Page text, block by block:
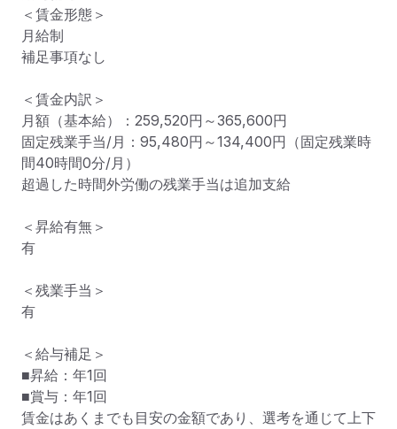
＜賃金形態＞
月給制
補足事項なし
＜賃金内訳＞
月額（基本給）：259,520円～365,600円
固定残業手当/月：95,480円～134,400円（固定残業時
間40時間0分/月）
超過した時間外労働の残業手当は追加支給
＜昇給有無＞
有
＜残業手当＞
有
＜給与補足＞
■昇給：年1回
■賞与：年1回
賃金はあくまでも目安の金額であり、選考を通じて上下